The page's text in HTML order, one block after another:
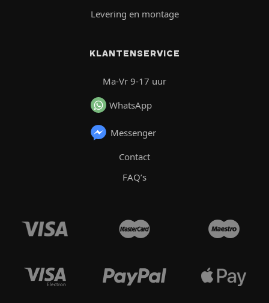
Levering en montage
KLANTENSERVICE
Ma-Vr 9-17 uur
WhatsApp
Messenger
Contact
FAQ’s